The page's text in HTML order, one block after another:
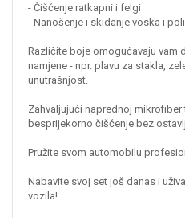
- Čišćenje ratkapni i felgi
- Nanošenje i skidanje voska i
Različite boje omogućavaju vam
namjene - npr. plavu za stakla,
unutrašnjost.
Zahvaljujući naprednoj
besprijekorno čišćenje bez
Pružite svom automobilu
Nabavite svoj set još danas i
vozila!